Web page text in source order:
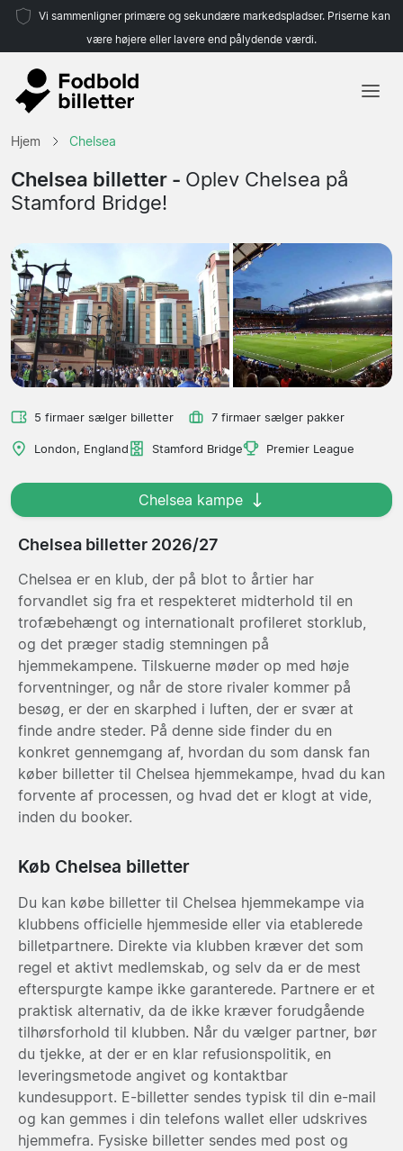
Vi sammenligner primære og sekundære markedspladser. Priserne kan
være højere eller lavere end pålydende værdi.
Hold
Hjem Chelsea
Chelsea billetter - Oplev Chelsea på
Stamford Bridge!
5 firmaer sælger billetter 7 firmaer sælger pakker
London, England Stamford Bridge Premier League
Chelsea kampe
Chelsea billetter 2026/27
Chelsea er en klub, der på blot to årtier har
forvandlet sig fra et respekteret midterhold til en
trofæbehængt og internationalt profileret storklub,
og det præger stadig stemningen på
hjemmekampene. Tilskuerne møder op med høje
forventninger, og når de store rivaler kommer på
besøg, er der en skarphed i luften, der er svær at
finde andre steder. På denne side finder du en
konkret gennemgang af, hvordan du som dansk fan
køber billetter til Chelsea hjemmekampe, hvad du kan
forvente af processen, og hvad det er klogt at vide,
inden du booker.
Køb Chelsea billetter
Du kan købe billetter til Chelsea hjemmekampe via
klubbens officielle hjemmeside eller via etablerede
billetpartnere. Direkte via klubben kræver det som
regel et aktivt medlemskab, og selv da er de mest
efterspurgte kampe ikke garanterede. Partnere er et
praktisk alternativ, da de ikke kræver forudgående
tilhørsforhold til klubben. Når du vælger partner, bør
du tjekke, at der er en klar refusionspolitik, en
leveringsmetode angivet og kontaktbar
kundesupport. E-billetter sendes typisk til din e-mail
og kan gemmes i din telefons wallet eller udskrives
hjemmefra. Fysiske billetter sendes med post og